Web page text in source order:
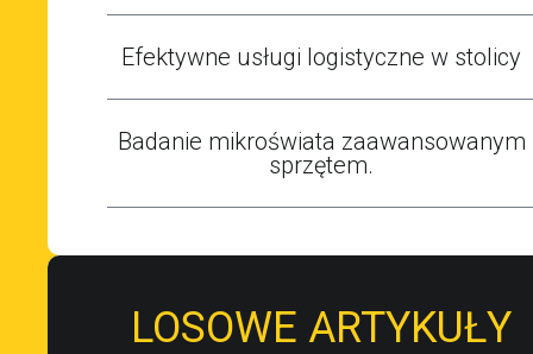
Efektywne usługi logistyczne w stolicy
Badanie mikroświata zaawansowanym
sprzętem.
LOSOWE ARTYKUŁY